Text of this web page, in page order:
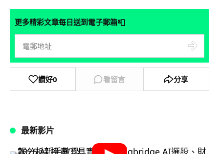
更多精彩文章每日送到電子郵箱📮
讚好0 看留言 分享
最新影片